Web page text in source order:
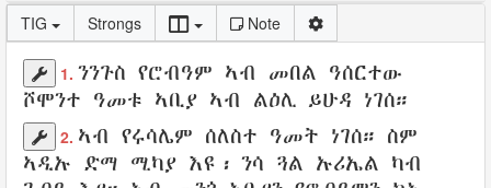
TIG Strongs Note
1. ንንጉስ የሮብዓም ኣብ መበል ዓሰርተው
ሾሞንተ ዓመቱ ኣቢያ ኣብ ልዕሊ ይሁዳ ነገሰ።
2. ኣብ የሩሳሌም ሰለስተ ዓመት ነገሰ። ስም
ኣዲኡ ድማ ሚካያ እዩ፡ ንሳ ጓል ኡሪኤል ካብ